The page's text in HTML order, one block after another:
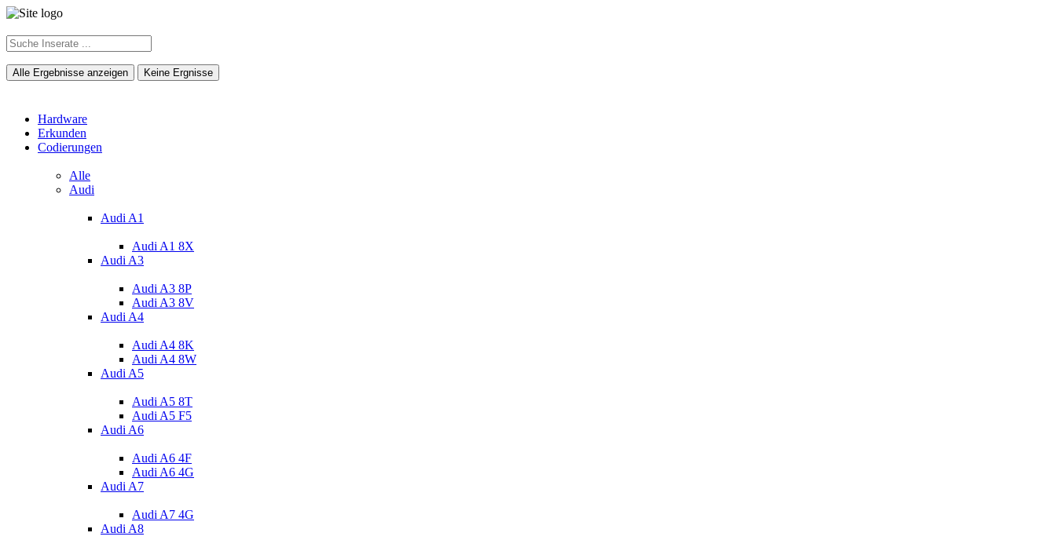
Alle Ergebnisse anzeigen Keine Ergnisse
Hardware
Erkunden
Codierungen
Alle
Audi
Audi A1
Audi A1 8X
Audi A3
Audi A3 8P
Audi A3 8V
Audi A4
Audi A4 8K
Audi A4 8W
Audi A5
Audi A5 8T
Audi A5 F5
Audi A6
Audi A6 4F
Audi A6 4G
Audi A7
Audi A7 4G
Audi A8